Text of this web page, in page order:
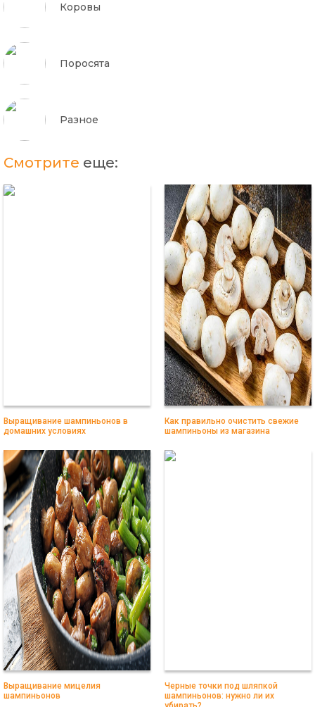
Коровы
Поросята
Разное
Смотрите еще:
Выращивание шампиньонов в
домашних условиях
Как правильно очистить свежие
шампиньоны из магазина
Выращивание мицелия
шампиньонов
Черные точки под шляпкой
шампиньонов: нужно ли их